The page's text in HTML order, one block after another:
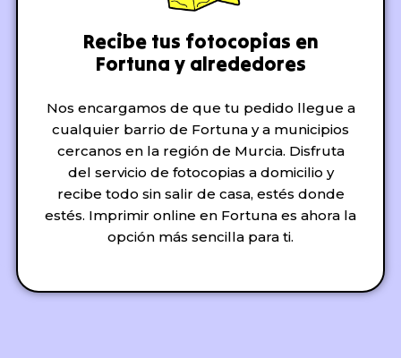
Recibe tus fotocopias en
Fortuna y alrededores
Nos encargamos de que tu pedido llegue a
cualquier barrio de Fortuna y a municipios
cercanos en la región de Murcia. Disfruta
del servicio de fotocopias a domicilio y
recibe todo sin salir de casa, estés donde
estés. Imprimir online en Fortuna es ahora la
opción más sencilla para ti.